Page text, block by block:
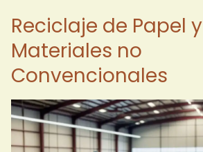
Reciclaje de Papel y
Materiales no
Convencionales